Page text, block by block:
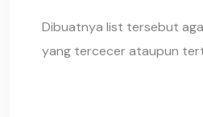
Dibuatnya list tersebut
yang tercecer ataupun